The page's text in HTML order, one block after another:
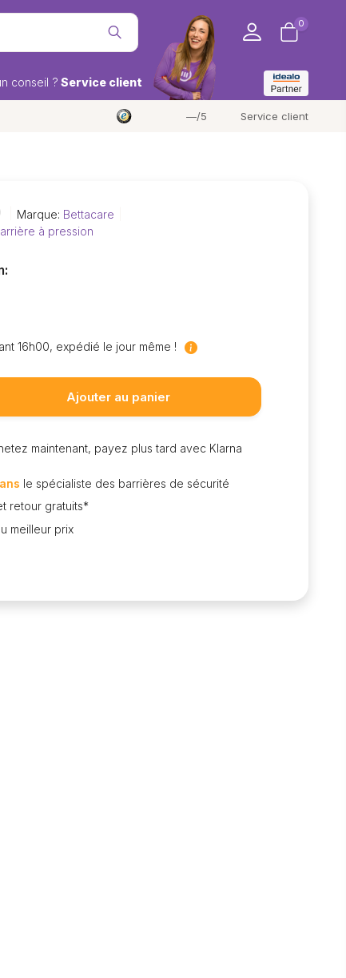
0
conseil ? Service client
—/5 Service client
Marque: Bettacare
à pression
16h00, expédié le jour même !
Ajouter au panier
maintenant, payez plus tard avec Klarna
le spécialiste des barrières de sécurité
retour gratuits*
meilleur prix